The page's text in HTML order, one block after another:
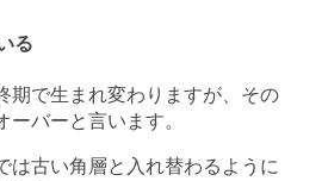
る
期で生まれ変わりますが、その
ーバーと言います。
は古い角層と入れ替わるように